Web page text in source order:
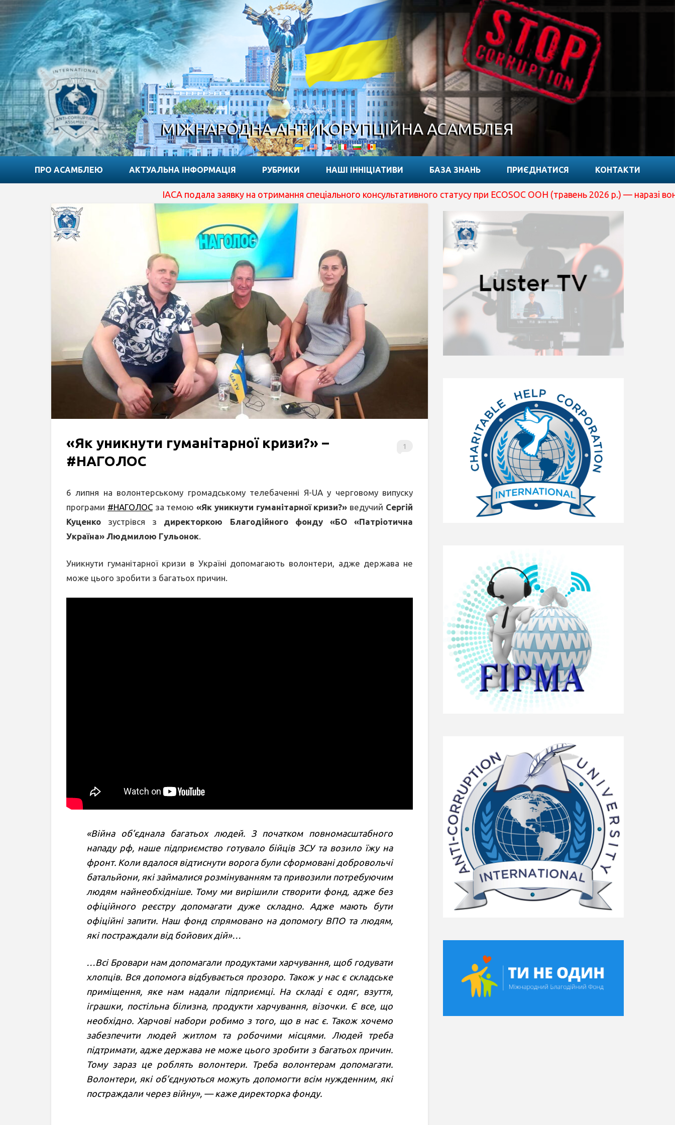
МІЖНАРОДНА АНТИКОРУПЦІЙНА АСАМБЛЕЯ
ПРО АСАМБЛЕЮ АКТУАЛЬНА ІНФОРМАЦІЯ РУБРИКИ НАШІ ІННІЦІАТИВИ БАЗА ЗНАНЬ ПРИЄДНАТИСЯ КОНТАКТИ
IACA подала заявку на отримання спеціального консультативного статусу при ECOSOC ООН (травень 2026 р.) — наразі вона
1
«Як уникнути гуманітарної кризи?» –
#НАГОЛОС
6 липня на волонтерському громадському телебаченні Я-UA у черговому випуску
програми #НАГОЛОСза темою«Як уникнути гуманітарної кризи?» ведучий Сергій
Куценко зустрівся з директоркою Благодійного фонду «БО «Патріотична
Україна» Людмилою Гульонок.
Уникнути гуманітарної кризи в Україні допомагають волонтери, адже держава не
може цього зробити з багатьох причин.
«Війна об’єднала багатьох людей. З початком повномасштабного
нападу рф, наше підприємство готувало бійців ЗСУ та возило їжу на
фронт. Коли вдалося відтиснути ворога були сформовані добровольчі
батальйони, які займалися розмінуванням та привозили потребуючим
людям найнеобхідніше. Тому ми вирішили створити фонд, адже без
офіційного реєстру допомагати дуже складно. Адже мають бути
офіційні запити. Наш фонд спрямовано на допомогу ВПО та людям,
які постраждали від бойових дій»…
…Всі Бровари нам допомагали продуктами харчування, щоб годувати
хлопців. Вся допомога відбувається прозоро. Також у нас є складське
приміщення, яке нам надали підприємці. На складі є одяг, взуття,
іграшки, постільна білизна, продукти харчування, візочки. Є все, що
необхідно. Харчові набори робимо з того, що в нас є. Також хочемо
забезпечити людей житлом та робочими місцями. Людей треба
підтримати, адже держава не може цього зробити з багатьох причин.
Тому зараз це роблять волонтери. Треба волонтерам допомагати.
Волонтери, які об’єднуються можуть допомогти всім нужденним, які
постраждали через війну», — каже директорка фонду.